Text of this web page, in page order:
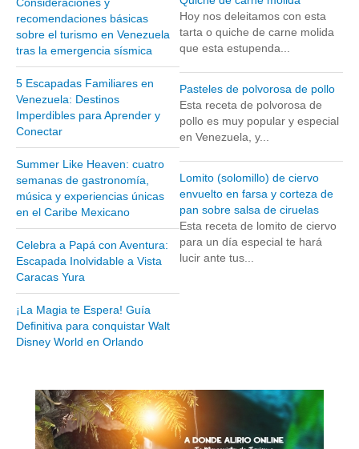
Estado Sucre
La Colonia Tovar
La Gran Sabana
Mérida
Museos y otros sitios de interés en Amazonas
Museos y otros sitios de interés en Anzoátegui
Museos y otros sitios de interés en Aragua
Museos y otros sitios de interés en Bolívar
Museos y otros sitios de interés en Falcón
Museos y otros sitios de interés en Sucre
Puerto La Cruz
Noticias turísticas
Gastronomía
Servicios
Diseño de Websites
recomendaciones básicas
sobre el turismo en Venezuela
tras la emergencia sísmica
5 Escapadas Familiares en
Venezuela: Destinos
Imperdibles para Aprender y
Conectar
Summer Like Heaven: cuatro
semanas de gastronomía,
música y experiencias únicas
en el Caribe Mexicano
Celebra a Papá con Aventura:
Escapada Inolvidable a Vista
Caracas Yura
¡La Magia te Espera! Guía
Definitiva para conquistar Walt
Disney World en Orlando
Hoy nos deleitamos con esta
tarta o quiche de carne molida
que esta estupenda...
Pasteles de polvorosa de pollo
Esta receta de polvorosa de
pollo es muy popular y especial
en Venezuela, y...
Lomito (solomillo) de ciervo
envuelto en farsa y corteza de
pan sobre salsa de ciruelas
Esta receta de lomito de ciervo
para un día especial te hará
lucir ante tus...